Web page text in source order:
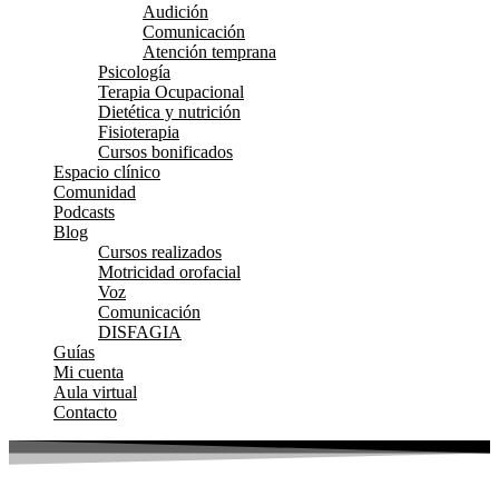
Audición
Comunicación
Atención temprana
Psicología
Terapia Ocupacional
Dietética y nutrición
Fisioterapia
Cursos bonificados
Espacio clínico
Comunidad
Podcasts
Blog
Cursos realizados
Motricidad orofacial
Voz
Comunicación
DISFAGIA
Guías
Mi cuenta
Aula virtual
Contacto